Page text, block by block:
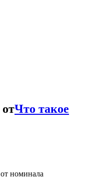
Что такое
номинала